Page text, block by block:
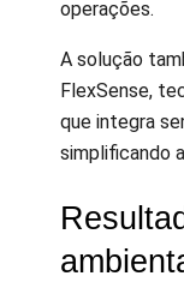
operações.
A solução
FlexSense,
que integra
simplificando